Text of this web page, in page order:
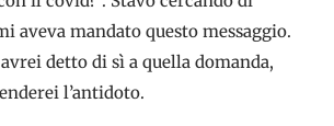
aveva mandato questo messaggio.
detto di sì a quella domanda,
l’antidoto.